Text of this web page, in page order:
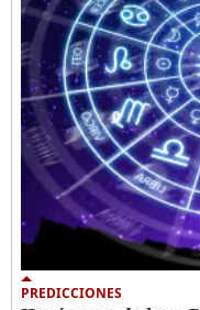
PREDICCIONES